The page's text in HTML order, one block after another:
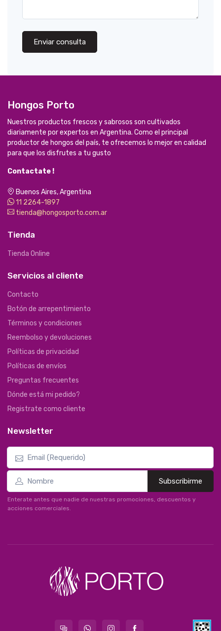
Enviar consulta
Hongos Porto
Nuestros productos frescos y sabrosos son cultivados
diariamente por expertos en Argentina. Como el principal
productor de hongos del país, te ofrecemos lo mejor en calidad
para que los disfrutes a tu gusto
Contactate !
Buenos Aires, Argentina
11 2264-1897
tienda@hongosporto.com.ar
Tienda
Tienda Online
Servicios al cliente
Contacto
Botón de arrepentimiento
Términos y condiciones
Reembolso y devoluciones
Políticas de privacidad
Políticas de envíos
Preguntas frecuentes
Dónde está mi pedido?
Registrate como cliente
Newsletter
Subscribirme
Enterate antes que nadie de nuestras promociones, descuentos y
acciones comerciales.